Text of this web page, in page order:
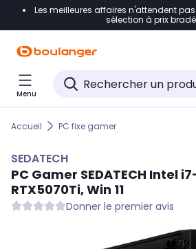
Accéder directement à la
Accéder directement au pied de
Accéder directement au chatbot
Les meilleures affaires n'attendent
sélection à prix
Menu
Accueil PC fixe gamer
SEDATECH
PC Gamer SEDATECH Intel
RTX5070Ti, Win 11
Donner le premier avis